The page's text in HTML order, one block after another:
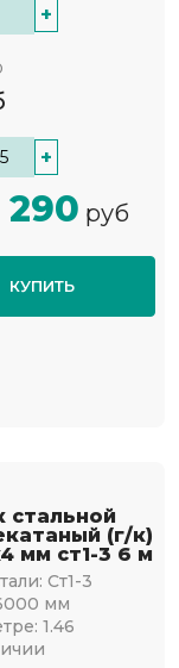
+
+
290 руб
КУПИТЬ
стальной
(г/к)
мм ст1-3 6 м
Ст1-3
мм
1.46